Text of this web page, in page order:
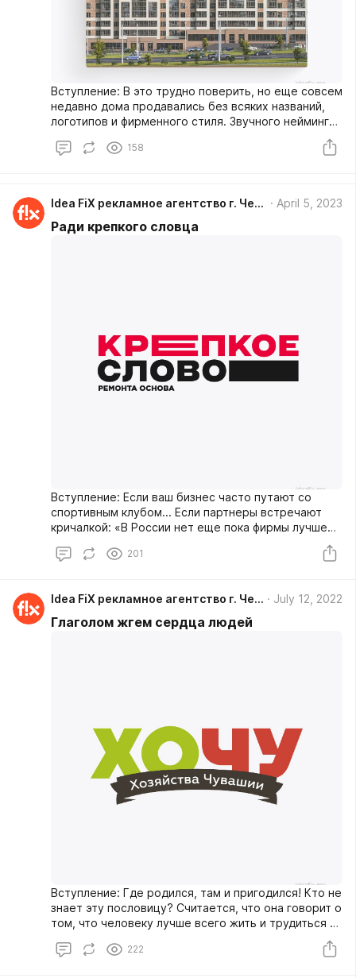
Вступление: В это трудно поверить, но еще совсем
недавно дома продавались без всяких названий,
логотипов и фирменного стиля. Звучного нейминга
удостаивались только элитные объекты. Сегодня
брендирование новостроек стало практически
158
Idea FiX рекламное агентство г. Чебоксары April 5, 2023
Ради крепкого словца
Вступление: Если ваш бизнес часто путают со
спортивным клубом... Если партнеры встречают
кричалкой: «В России нет еще пока фирмы лучше
логотипу лишнюю букву... То надо менять или
201
Idea FiX рекламное агентство г. Чебоксары July 12, 2022
Глаголом жгем сердца людей
Вступление: Где родился, там и пригодился! Кто не
знает эту пословицу? Считается, что она говорит о
том, что человеку лучше всего жить и трудиться в
родных местах. Там, где его знают, ценят и любят!
Однако, рассказывая об очередном проекте
222